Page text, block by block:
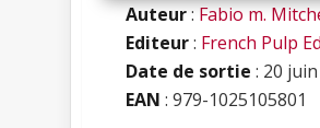
Auteur:Fabio m.
Editeur: French Pulp
Date de sortie : 20
EAN : 979-1025105801